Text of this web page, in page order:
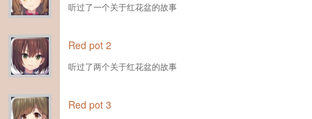
听过了一个关于红花盆的故事
Red pot 2
听过了两个关于红花盆的故事
Red pot 3